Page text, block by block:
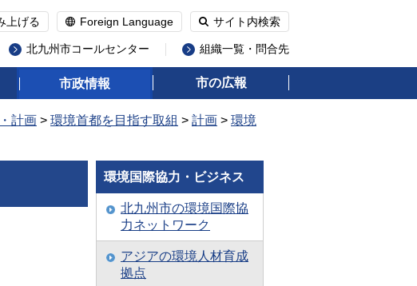
上げる Foreign Language サイト内検索
北九州市コールセンター 組織一覧・問合先
市政情報 市の広報
計画 > 環境首都を目指す取組 > 計画 > 環境
環境国際協力・ビジネス
北九州市の環境国際協
力ネットワーク
アジアの環境人材育成
拠点